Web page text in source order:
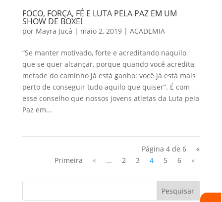
FOCO, FORÇA, FÉ E LUTA PELA PAZ EM UM
SHOW DE BOXE!
por Mayra Jucá | maio 2, 2019| ACADEMIA
“Se manter motivado, forte e acreditando naquilo
que se quer alcançar, porque quando você acredita,
metade do caminho já está ganho: você já está mais
perto de conseguir tudo aquilo que quiser”. É com
esse conselho que nossos jovens atletas da Luta pela
Paz em...
Página 4 de 6
«
Primeira
« ... 2 3 4 5 6 »